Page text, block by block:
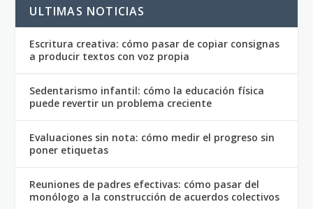
ULTIMAS NOTICIAS
Escritura creativa: cómo pasar de copiar consignas
a producir textos con voz propia
Sedentarismo infantil: cómo la educación física
puede revertir un problema creciente
Evaluaciones sin nota: cómo medir el progreso sin
poner etiquetas
Reuniones de padres efectivas: cómo pasar del
monólogo a la construcción de acuerdos colectivos